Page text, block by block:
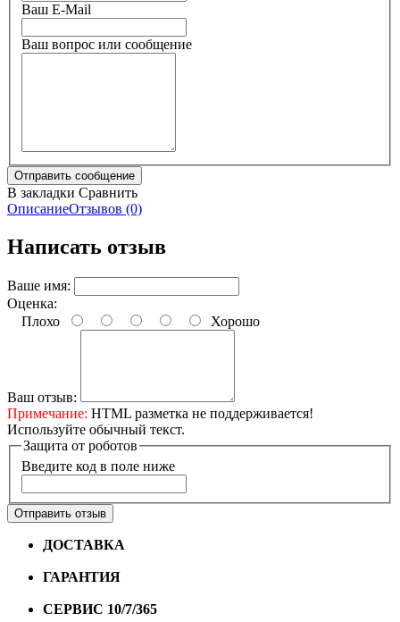
Ваш E-Mail
Ваш вопрос или сообщение
В закладки Сравнить
ОписаниеОтзывов (0)
Написать отзыв
Ваше имя:
Оценка:
Плохо
Хорошо
Ваш отзыв:
Примечание: HTML разметка не поддерживается!
Используйте обычный текст.
Защита от роботов
Введите код в поле ниже
Отправить отзыв
ДОСТАВКА
ГАРАНТИЯ
СЕРВИС 10/7/365